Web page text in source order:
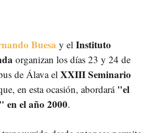
Buesa y el Instituto
organizan los días 23 y 24 de
de Álava el XXIII Seminario
en esta ocasión, abordará"el
en el año 2000.